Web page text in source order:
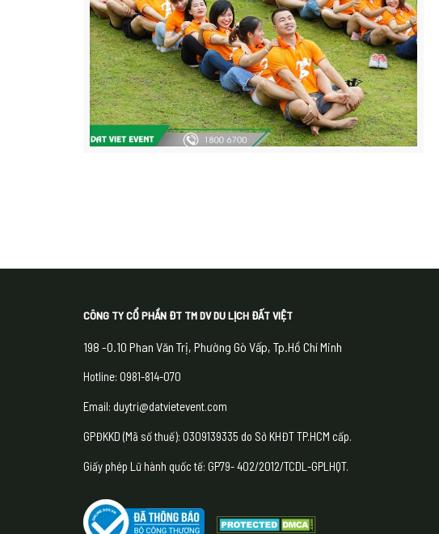
CÔNG TY CỔ PHẦN ĐT TM DV DU LỊCH ĐẤT VIỆT
198 -0.10 Phan Văn Trị, Phường Gò Vấp, Tp.Hồ Chí Minh
Hotline: 0981-814-070
Email: duytri@datvietevent.com
GPĐKKD (Mã số thuế): 0309139335 do Sở KHĐT TP.HCM cấp.
Giấy phép Lữ hành quốc tế: GP79- 402/2012/TCDL-GPLHQT.